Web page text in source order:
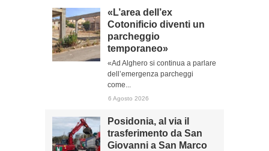
«L’area dell’ex
Cotonificio diventi un
parcheggio
temporaneo»
«Ad Alghero si continua a parlare
dell’emergenza parcheggi
come...
6 Agosto 2026
Posidonia, al via il
trasferimento da San
Giovanni a San Marco